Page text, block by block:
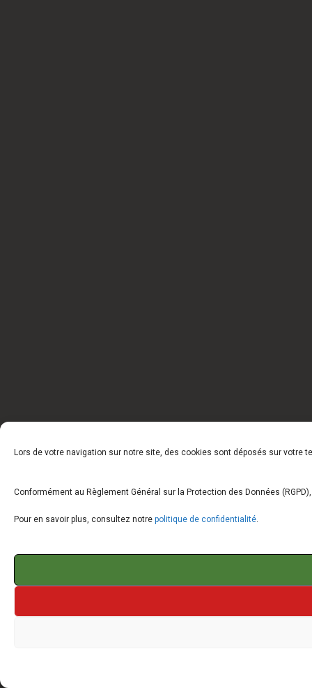
Lors de votre navigation sur notre site, des cookies sont déposés sur votre
Conformément au Règlement Général sur la Protection des Données
Pour en savoir plus, consultez notre politique de confidentialité.